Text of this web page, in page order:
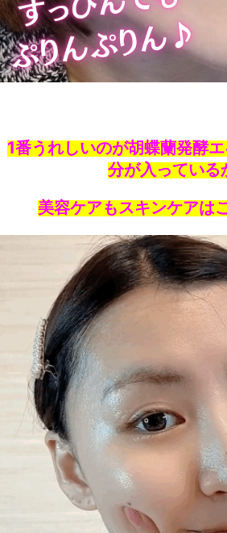
1番うれしいのが胡蝶蘭発酵
分が入っている
美容ケアもスキンケアは